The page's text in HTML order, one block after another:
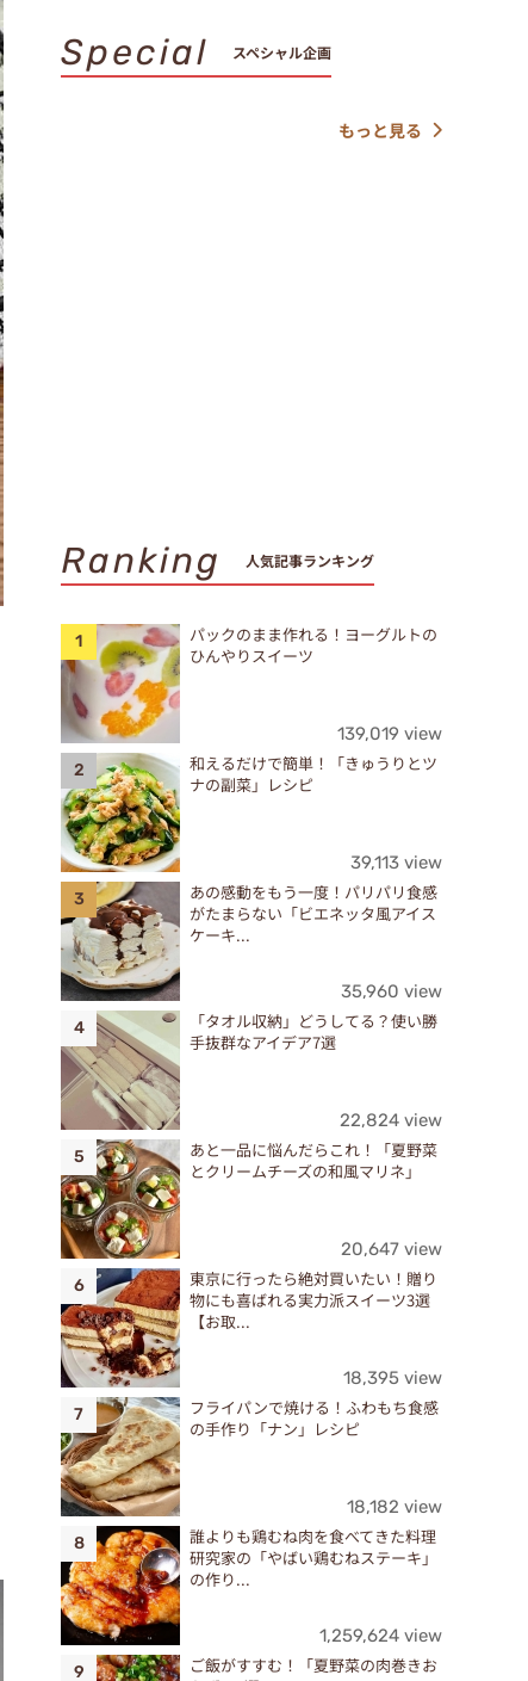
Special スペシャル企画
もっと見る
Ranking 人気記事ランキング
パックのまま作れる！ヨーグルトの
ひんやりスイーツ
139,019 view
和えるだけで簡単！「きゅうりとツ
ナの副菜」レシピ
39,113 view
あの感動をもう一度！パリパリ食感
がたまらない「ビエネッタ風アイス
ケーキ...
35,960 view
「タオル収納」どうしてる？使い勝
手抜群なアイデア7選
22,824 view
あと一品に悩んだらこれ！「夏野菜
とクリームチーズの和風マリネ」
20,647 view
東京に行ったら絶対買いたい！贈り
物にも喜ばれる実力派スイーツ3選
【お取...
18,395 view
フライパンで焼ける！ふわもち食感
の手作り「ナン」レシピ
18,182 view
誰よりも鶏むね肉を食べてきた料理
研究家の「やばい鶏むねステーキ」
の作り...
1,259,624 view
ご飯がすすむ！「夏野菜の肉巻きお